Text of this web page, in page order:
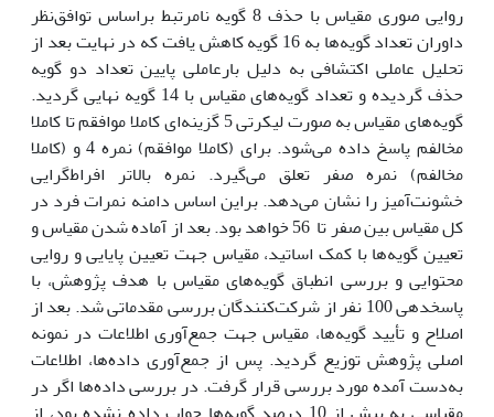
روایی صوری مقیاس با حذف 8 گویه نا‌مرتبط براساس توافق‌نظر
داوران تعداد گویه‌ها به 16 گویه کاهش یافت که در نهایت بعد از
تحلیل عاملی اکتشافی به دلیل بارعاملی پایین تعداد دو گویه
حذف گردیده و تعداد گویه‌های مقیاس با 14 گویه نهایی گردید.
گویه‌های مقیاس به صورت لیکرتی 5 گزینه‌ای کاملا موافقم تا کاملا
مخالفم پاسخ داده می‌شود. برای (کاملا موافقم) نمره 4 و (کاملا
مخالفم) نمره صفر تعلق می‌گیرد. نمره بالاتر افراط‌گرایی
خشونت‌آمیز را نشان می‌دهد. براین اساس دامنه نمرات فرد در
کل مقیاس بین صفر تا 56 خواهد بود. بعد از آماده شدن مقیاس و
تعیین گویه‌ها با کمک اساتید، مقیاس جهت تعیین پایایی و روایی
محتوایی و بررسی انطباق گویه‌های مقیاس با هدف پژوهش، با
پاسخدهی 100 نفر از شرکت‌کنندگان بررسی مقدماتی شد. بعد از
اصلاح و تأیید گویه‌ها، مقیاس جهت جمع‌آوری اطلاعات در نمونه
اصلی پژوهش توزیع گردید. پس از جمع‌آوری داده‌ها، اطلاعات
به‌دست آمده مورد بررسی قرار گرفت. در بررسی داده‌ها اگر در